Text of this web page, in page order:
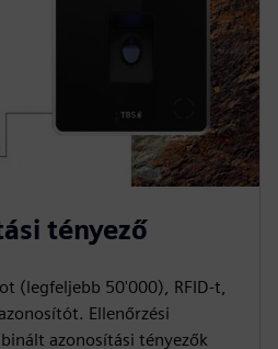
tényező
(legfeljebb 50'000), RFID-t,
Ellenőrzési
azonosítási tényezők